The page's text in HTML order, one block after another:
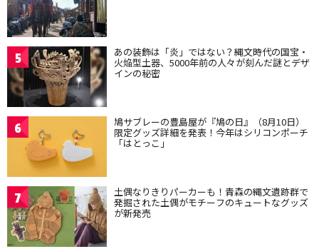
5 あの装飾は「炎」ではない？縄文時代の国宝・
火焔型土器、5000年前の人々が刻んだ謎とデザ
インの秘密
6 鳩サブレーの豊島屋が『鳩の日』（8月10日）
限定グッズ詳細を発表！今年はシリコンポーチ
「はとっこ」
7 土偶なりきりパーカーも！青森の縄文遺跡群で
発掘された土偶がモチーフのキュートなグッズ
が新発売